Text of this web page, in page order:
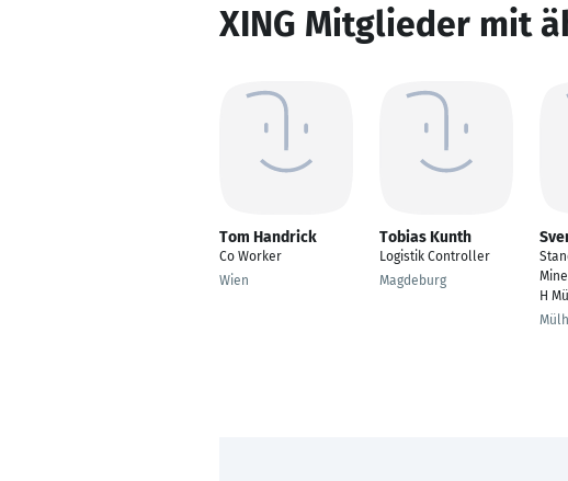
XING Mitglieder mit
Tom Handrick
Co Worker
Wien
Tobias Kunth
Logistik Controller
Magdeburg
H